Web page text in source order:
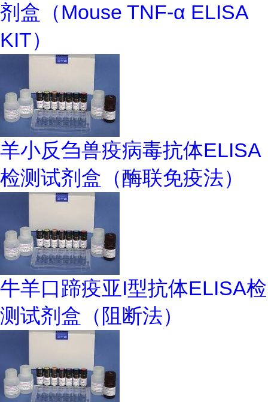
剂盒（Mouse TNF-α ELISA
KIT）
羊小反刍兽疫病毒抗体ELISA
检测试剂盒（酶联免疫法）
牛羊口蹄疫亚I型抗体ELISA检
测试剂盒（阻断法）